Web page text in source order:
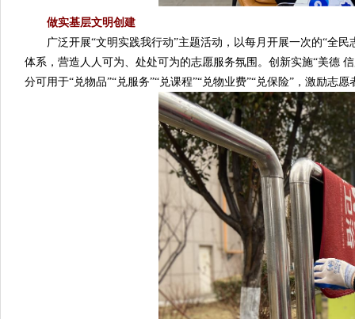
做实基层文明创建
广泛开展“文明实践我行动”主题活动，以每月开展一次的“全民
体系，营造人人可为、处处可为的志愿服务氛围。创新实施“美德
分可用于“兑物品”“兑服务”“兑课程”“兑物业费”“兑保险”，激励志